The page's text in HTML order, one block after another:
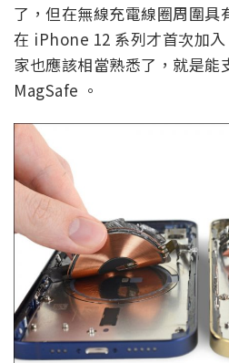
了，但在無線充電線圈周圍具
在 iPhone 12 系列才首次加
家也應該相當熟悉了，就是能
MagSafe 。